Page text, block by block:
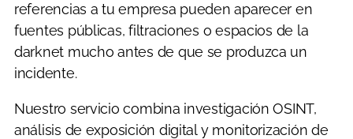
referencias a tu empresa pueden aparecer en
fuentes públicas, filtraciones o espacios de la
darknet mucho antes de que se produzca un
incidente.
Nuestro servicio combina investigación OSINT,
análisis de exposición digital y monitorización de